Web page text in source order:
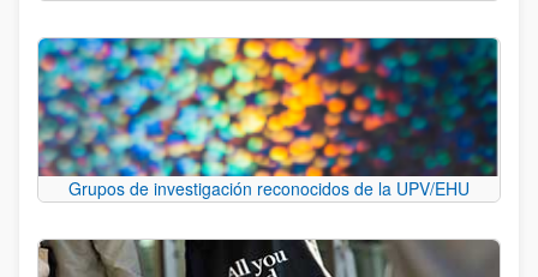
Grupos de investigación reconocidos de la UPV/EHU